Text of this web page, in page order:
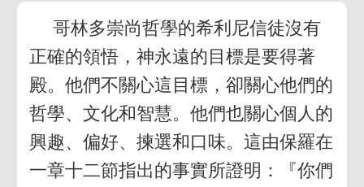
哥林多崇尚哲學的希利尼信徒沒有
正確的領悟，神永遠的目標是要得著
殿。他們不關心這目標，卻關心他們的
哲學、文化和智慧。他們也關心個人的
興趣、偏好、揀選和口味。這由保羅在
一章十二節指出的事實所證明：『你們